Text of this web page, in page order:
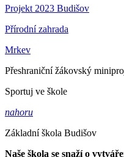
Projekt 2023 Budišov
Přírodní zahrada
Mrkev
Přeshraniční žákovský
Sportuj ve škole
nahoru
Základní škola Budišov
Naše škola se snaží o